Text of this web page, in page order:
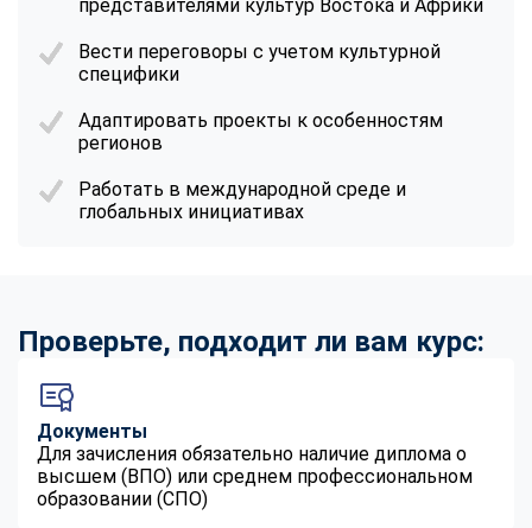
представителями культур Востока и Африки
Вести переговоры с учетом культурной
специфики
Адаптировать проекты к особенностям
регионов
Работать в международной среде и
глобальных инициативах
Проверьте, подходит ли вам курс:
Документы
Для зачисления обязательно наличие диплома о
высшем (ВПО) или среднем профессиональном
образовании (СПО)